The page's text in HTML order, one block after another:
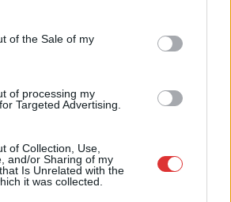
specified purposes in below Google
of the Sale of my
of processing my
Targeted Advertising.
of Collection, Use,
and/or Sharing of my
Is Unrelated with the
it was collected.
Nagykun-Szolnok megyében: egyre
ki a víz
körforgalmat részlegesen
közlekedés az átlagost is meghaladó
a ceglédi vasútvonalon,
ki a menetrendhez képest,